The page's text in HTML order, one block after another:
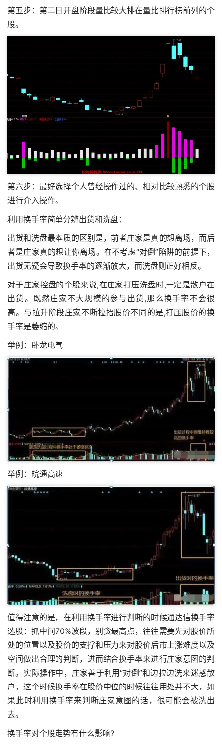
第五步：第二日开盘阶段量比较大排在量比排行榜前列的个
股。
第六步：最好选择个人曾经操作过的、相对比较熟悉的个股
进行介入操作。
利用换手率简单分辨出货和洗盘：
出货和洗盘最本质的区别是，前者庄家是真的想离场，而后
者是庄家真的想让你离场。在不考虑“对倒”陷阱的前提下，
出货无疑会导致换手率的逐渐放大，而洗盘则正好相反。
对于庄家控盘的个股来说,在庄家打压洗盘时,一定是散户在
出货。既然庄家不大规模的参与出货,那么换手率不会很
高。与拉升阶段庄家不断拉抬股价不同的是,打压股价的换
手率是萎缩的。
举例：卧龙电气
举例：皖通高速
值得注意的是，在利用换手率进行判断的时候通达信换手率
选股：抓中间70%波段，别贪最高点，往往需要先对股价所
处的位置以及股价的支撑和压力来对股价后市上涨难度以及
空间做出合理的判断，进而结合换手率来进行庄家意图的判
断。实际操作中，庄家善于利用“对倒”和边拉边洗来迷惑散
户，这个时候换手率在股价中位的时候往往用处并不大，如
果此时利用换手率来判断庄家意图的话，很可能会被洗出
去。
换手率对个股走势有什么影响?